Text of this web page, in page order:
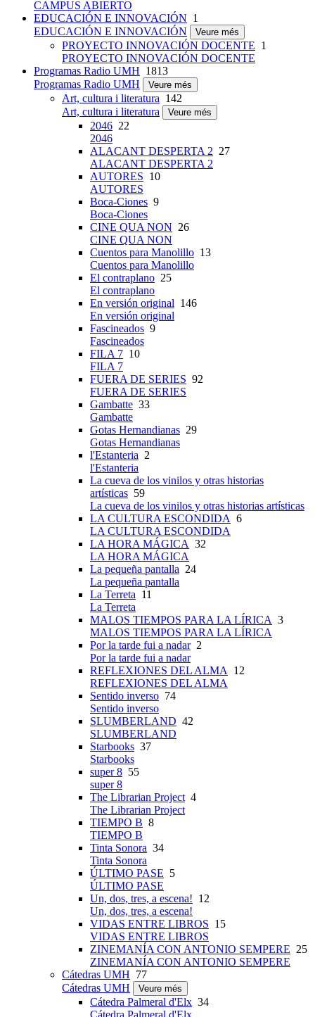
CAMPUS ABIERTO
EDUCACIÓN E INNOVACIÓN 1
EDUCACIÓN E INNOVACIÓN
Veure més
PROYECTO INNOVACIÓN DOCENTE 1
PROYECTO INNOVACIÓN DOCENTE
Programas Radio UMH 1813
Programas Radio UMH
Veure més
Art, cultura i literatura 142
Art, cultura i literatura
Veure més
2046 22
2046
ALACANT DESPERTA 2 27
ALACANT DESPERTA 2
AUTORES 10
AUTORES
Boca-Ciones 9
Boca-Ciones
CINE QUA NON 26
CINE QUA NON
Cuentos para Manolillo 13
Cuentos para Manolillo
El contraplano 25
El contraplano
En versión original 146
En versión original
Fascineados 9
Fascineados
FILA 7 10
FILA 7
FUERA DE SERIES 92
FUERA DE SERIES
Gambatte 33
Gambatte
Gotas Hernandianas 29
Gotas Hernandianas
l'Estanteria 2
l'Estanteria
La cueva de los vinilos y otras historias
artísticas 59
La cueva de los vinilos y otras historias artísticas
LA CULTURA ESCONDIDA 6
LA CULTURA ESCONDIDA
LA HORA MÁGICA 32
LA HORA MÁGICA
La pequeña pantalla 24
La pequeña pantalla
La Terreta 11
La Terreta
MALOS TIEMPOS PARA LA LÍRICA 3
MALOS TIEMPOS PARA LA LÍRICA
Por la tarde fui a nadar2
Por la tarde fui a nadar
REFLEXIONES DEL ALMA 12
REFLEXIONES DEL ALMA
Sentido inverso 74
Sentido inverso
SLUMBERLAND 42
SLUMBERLAND
Starbooks 37
Starbooks
super 8 55
super 8
The Librarian Project4
The Librarian Project
TIEMPO B 8
TIEMPO B
Tinta Sonora 34
Tinta Sonora
ÚLTIMO PASE 5
ÚLTIMO PASE
Un, dos, tres, a escena! 12
Un, dos, tres, a escena!
VIDAS ENTRE LIBROS 15
VIDAS ENTRE LIBROS
ZINEMANÍA CON ANTONIO SEMPERE 25
ZINEMANÍA CON ANTONIO SEMPERE
Cátedras UMH 77
Cátedras UMH
Veure més
Cátedra Palmeral d'Elx 34